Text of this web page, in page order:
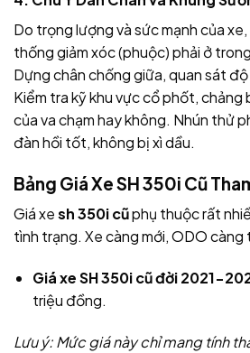
Do trọng lượng và sức mạnh của
thống giảm xóc (phuộc) phải ở
Dựng chân chống giữa, quan sát
Kiểm tra kỹ khu vực cổ phốt, chảng
của va chạm hay không. Nhún thử
đàn hồi tốt, không bị xì dầu.
Bảng Giá Xe SH 350i Cũ
Giá xesh 350i cũphụ thuộc rất
tình trạng. Xe càng mới, ODO càng
Giá xe SH 350i cũ đời 2021-
triệu đồng.
Lưu ý: Mức giá này chỉ mang tính